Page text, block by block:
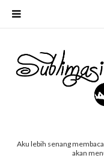
Aku lebih senang
akan